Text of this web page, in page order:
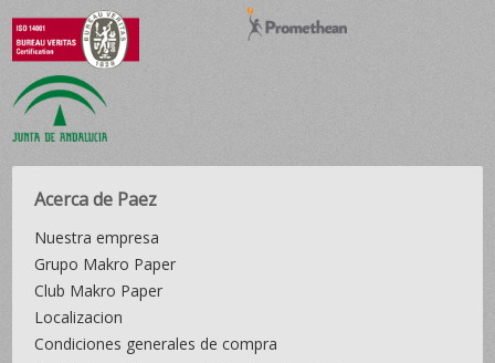
Acerca de Paez
Nuestra empresa
Grupo Makro Paper
Club Makro Paper
Localizacion
Condiciones generales de compra